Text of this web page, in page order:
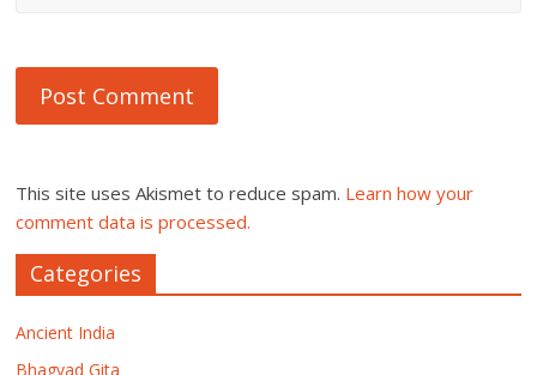
This site uses Akismet to reduce spam. Learn how your
comment data is processed.
Categories
Ancient India
Bhagvad Gita